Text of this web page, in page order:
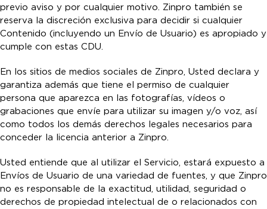
previo aviso y por cualquier motivo. Zinpro también se
reserva la discreción exclusiva para decidir si cualquier
Contenido (incluyendo un Envío de Usuario) es apropiado y
cumple con estas CDU.
En los sitios de medios sociales de Zinpro, Usted declara y
garantiza además que tiene el permiso de cualquier
persona que aparezca en las fotografías, vídeos o
grabaciones que envíe para utilizar su imagen y/o voz, así
como todos los demás derechos legales necesarios para
conceder la licencia anterior a Zinpro.
Usted entiende que al utilizar el Servicio, estará expuesto a
Envíos de Usuario de una variedad de fuentes, y que Zinpro
no es responsable de la exactitud, utilidad, seguridad o
derechos de propiedad intelectual de o relacionados con